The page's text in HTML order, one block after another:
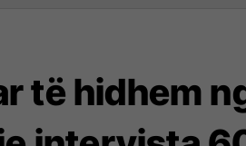
të hidhem